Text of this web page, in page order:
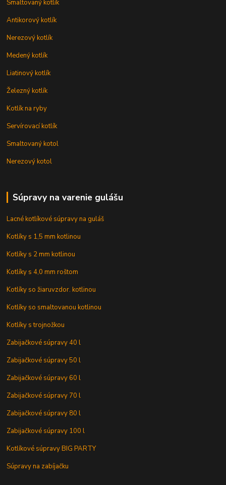
Smaltovaný kotlík
Antikorový kotlík
Nerezový kotlík
Medený kotlík
Liatinový kotlík
Železný kotlík
Kotlík na ryby
Servírovací kotlík
Smaltovaný kotol
Nerezový kotol
Súpravy na varenie gulášu
Lacné kotlíkové súpravy na guláš
Kotlíky s 1,5 mm kotlinou
Kotlíky s 2 mm kotlinou
Kotlíky s 4,0 mm roštom
Kotlíky so žiaruvzdor. kotlinou
Kotlíky so smaltovanou kotlinou
Kotlíky s trojnožkou
Zabijačkové súpravy 40 l
Zabijačkové súpravy 50 l
Zabijačkové súpravy 60 l
Zabijačkové súpravy 70 l
Zabijačkové súpravy 80 l
Zabijačkové súpravy 100 l
Kotlíkové súpravy BIG PARTY
Súpravy na zabíjačku